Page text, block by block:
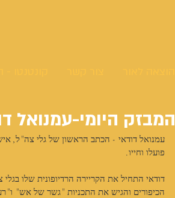
המבזק היומי-עמנואל
עמנואל דודאי - הכתב הראשון של גלי צה"ל, איש
פועלו וחייו.
הכיפורים והגיש את התכניות "גשר של אש"